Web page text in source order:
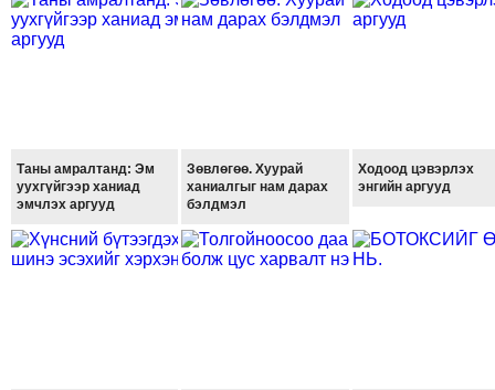
29
ДҮГЭЭР
ХУУЛИЙН
ЭРГЭН
ТОЙРОНД
ЕРӨНХИЙЛӨГЧИЙН
Таны амралтанд: Эм
уухгүйгээр ханиад
эмчлэх аргууд
Зөвлөгөө. Хуурай
ханиалгыг нам дарах
бэлдмэл
Ходоод цэвэрлэх
энгийн аргууд